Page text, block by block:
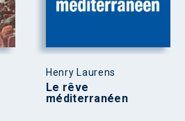
Henry Laurens
Le rêve
méditerranéen